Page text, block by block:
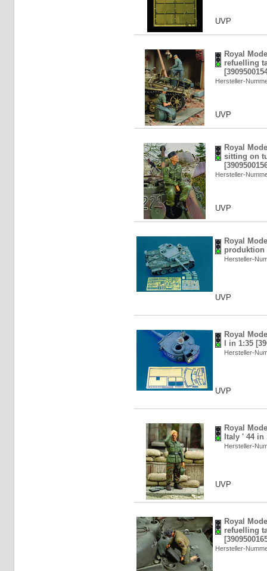
UVP
Royal
refuelling
Hersteller-
UVP
Royal
sitting on
Hersteller-
UVP
Royal
produktion
Hersteller-
UVP
Royal
I in 1:35
Hersteller-
UVP
Royal
Italy ' 44 in
Hersteller-
UVP
Royal
refuelling
Hersteller-